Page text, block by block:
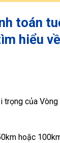
toán
hiểu
của
hoặc